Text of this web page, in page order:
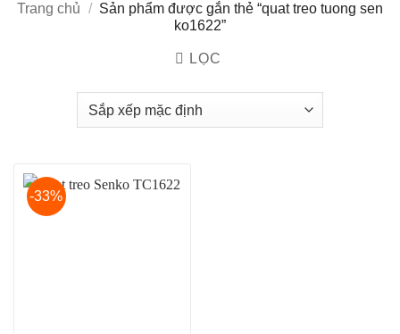
Trang chủ / Sản phẩm được gắn thẻ “quat treo tuong sen
ko1622”
LỌC
-33%